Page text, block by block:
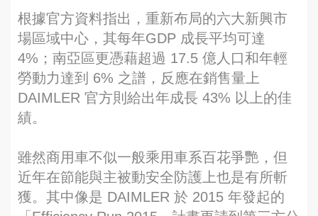
根據官方資料指出，重新布局的六大新興市
場區域中心，其每年GDP 成長平均可達
4%；南亞區更憑藉超過 17.5 億人口和年輕
勞動力達到 6% 之譜，反應在銷售量上
DAIMLER 官方則給出年成長 43% 以上的佳
績。
雖然商用車不似一般乘用車系百花爭艷，但
近年在節能與主被動安全防護上也是有所斬
獲。其中像是 DAIMLER 於 2015 年發起的